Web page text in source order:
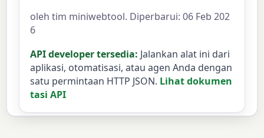
oleh tim miniwebtool. Diperbarui: 06 Feb 202
6
API developer tersedia: Jalankan alat ini dari
aplikasi, otomatisasi, atau agen Anda dengan
satu permintaan HTTP JSON. Lihat dokumen
tasi API